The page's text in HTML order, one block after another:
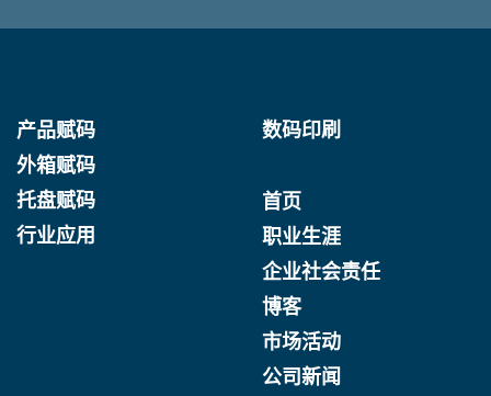
产品赋码
外箱赋码
托盘赋码
行业应用
数码印刷
首页
职业生涯
企业社会责任
博客
市场活动
公司新闻